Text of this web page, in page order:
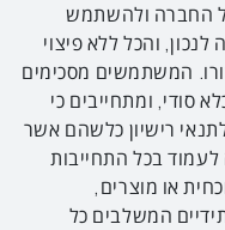
החברה ולהשתמש
והכל ללא פיצוי
המשתמשים מסכימים
סודי, ומתחייבים כי
רישיון כלשהם אשר
לעמוד בכל התחייבות
או מוצרים,
המשלבים כל